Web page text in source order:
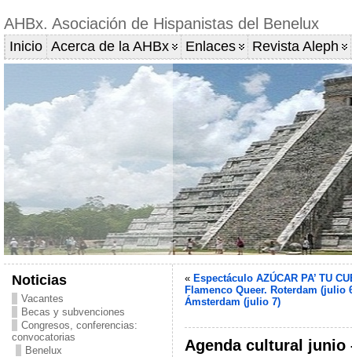
AHBx. Asociación de Hispanistas del Benelux
Inicio Acerca de la AHBx Enlaces Revista Aleph
Noticias
Vacantes
Becas y subvenciones
Congresos, conferencias:
convocatorias
Benelux
« Espectáculo AZÚCAR PA’ TU
Flamenco Queer. Roterdam (julio
Ámsterdam (julio 7)
Agenda cultural junio